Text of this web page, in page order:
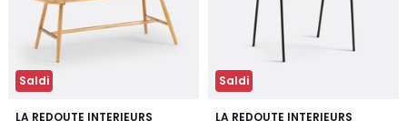
Saldi
LA REDOUTE INTERIEURS
3,6
Saldi
LA REDOUTE INTERIEURS
4,5